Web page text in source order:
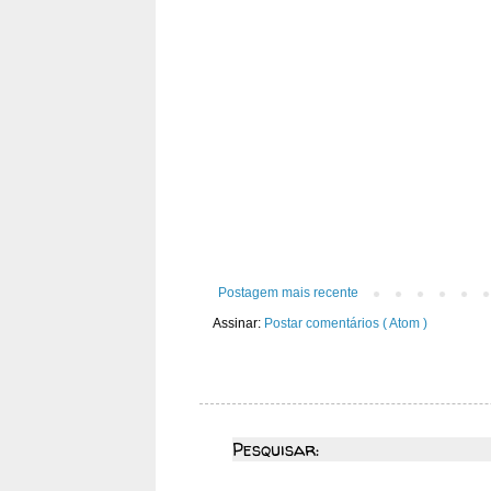
Postagem mais recente
Assinar: Postar comentários ( Atom )
Pesquisar: